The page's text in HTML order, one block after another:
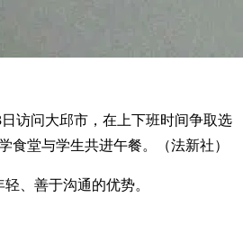
访问大邱市，在上下班时间争取选
食堂与学生共进午餐。（法新社）
、善于沟通的优势。